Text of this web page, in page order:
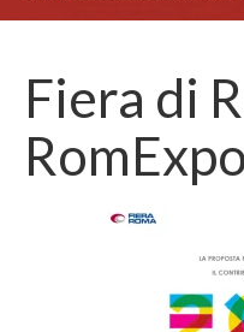
Fiera di